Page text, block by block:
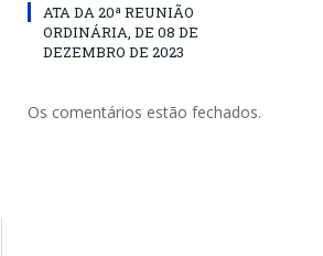
ATA DA 20ª REUNIÃO
ORDINÁRIA, DE 08 DE
DEZEMBRO DE 2023
Os comentários estão fechados.